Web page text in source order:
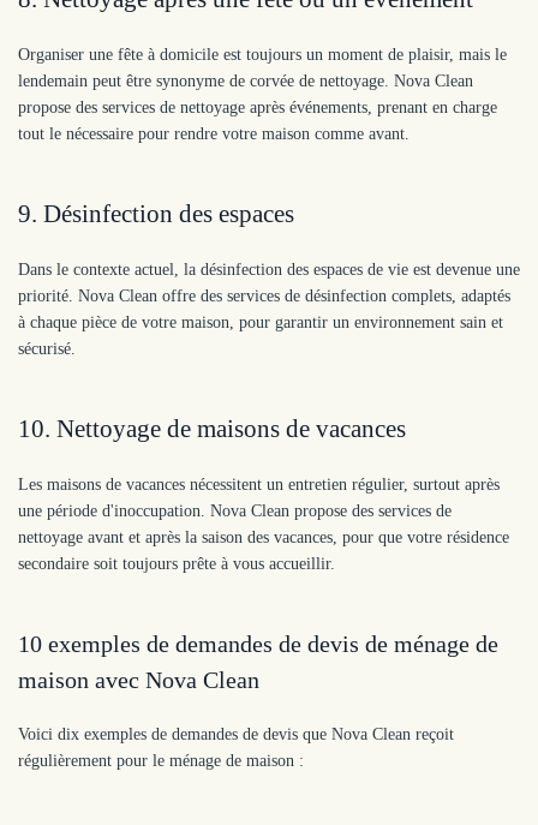
Organiser une fête à domicile est toujours un moment de plaisir, mais le
lendemain peut être synonyme de corvée de nettoyage. Nova Clean
propose des services de nettoyage après événements, prenant en charge
tout le nécessaire pour rendre votre maison comme avant.
9. Désinfection des espaces
Dans le contexte actuel, la désinfection des espaces de vie est devenue une
priorité. Nova Clean offre des services de désinfection complets, adaptés
à chaque pièce de votre maison, pour garantir un environnement sain et
sécurisé.
10. Nettoyage de maisons de vacances
Les maisons de vacances nécessitent un entretien régulier, surtout après
une période d'inoccupation. Nova Clean propose des services de
nettoyage avant et après la saison des vacances, pour que votre résidence
secondaire soit toujours prête à vous accueillir.
10 exemples de demandes de devis de ménage de
maison avec Nova Clean
Voici dix exemples de demandes de devis que Nova Clean reçoit
régulièrement pour le ménage de maison :